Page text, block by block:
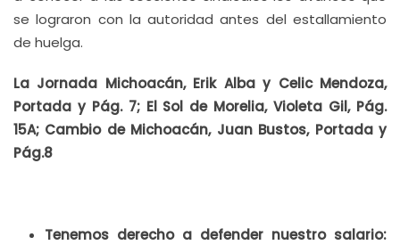
se lograron con la autoridad antes del estallamiento
de huelga.
La Jornada Michoacán, Erik Alba y Celic Mendoza,
Portada y Pág. 7; El Sol de Morelia, Violeta Gil, Pág.
15A; Cambio de Michoacán, Juan Bustos, Portada y
Pág.8
Tenemos derecho a defender nuestro salario: